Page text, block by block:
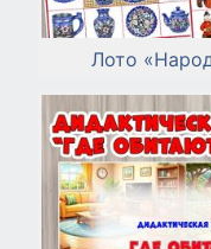
Лото